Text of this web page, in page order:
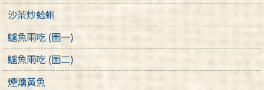
沙茶炒蛤蜊
鱸魚兩吃 (圖一)
鱸魚兩吃 (圖二)
煙燻黃魚